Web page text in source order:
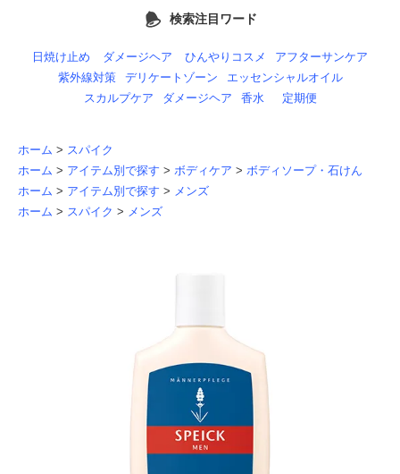
検索注目ワード
日焼け止め ダメージヘア ひんやりコスメ
アフターサンケア
紫外線対策
デリケートゾーン
エッセンシャルオイル
スカルプケア
ダメージヘア 香水 定期便
ホーム > スパイク
ホーム > アイテム別で探す > ボディケア > ボディソープ・石けん
ホーム > アイテム別で探す > メンズ
ホーム > スパイク > メンズ